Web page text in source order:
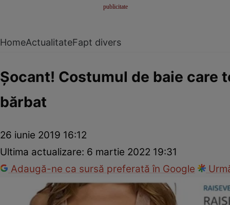
HomeActualitateFapt divers
Șocant! Costumul de baie care
bărbat
26 iunie 2019 16:12
Ultima actualizare: 6 martie 2022 19:31
Adaugă-ne ca sursă preferată în Google